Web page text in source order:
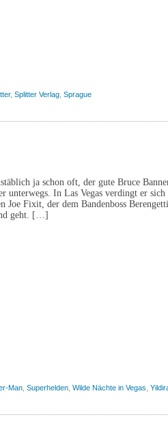
, Splitter Verlag Sprague
ja schon oft, der gute Bruce
unterwegs. In Las Vegas verdingt er
Joe Fixit, der dem Bandenboss
geht. […]
Man Superhelden Wilde Nächte in Vegas